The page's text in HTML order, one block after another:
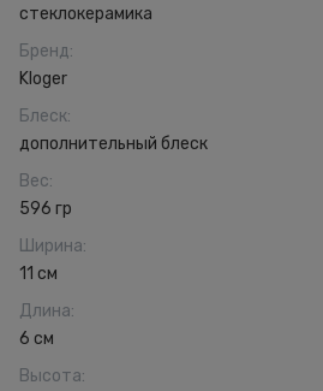
стеклокерамика
Бренд:
Kloger
Блеск:
дополнительный блеск
Вес:
596 гр
Ширина:
11 см
Длина:
6 см
Высота: